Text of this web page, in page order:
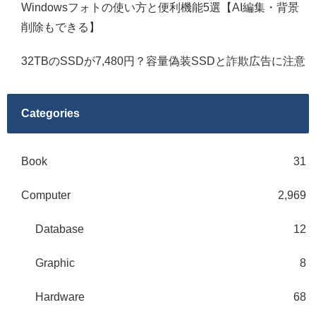
Windowsフォトの使い方と便利機能5選【AI編集・背景
削除もできる】
32TBのSSDが7,480円？容量偽装SSDと詐欺広告に注意
Categories
Book 31
Computer 2,969
Database 12
Graphic 8
Hardware 68